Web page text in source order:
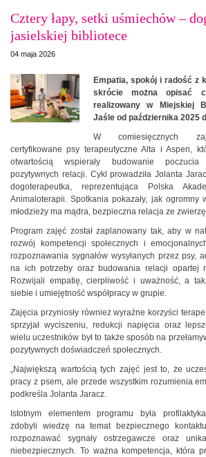
Cztery łapy, setki uśmiechów –
jasielskiej bibliotece
04 maja 2026
Empatia, spokój i radość z
skrócie można opisać
realizowany w Miejskiej
Jaśle od października 2025
W comiesięcznych
certyfikowane psy terapeutyczne Alta i Aspen,
otwartością wspierały budowanie
pozytywnych relacji. Cykl prowadziła Jolanta
dogoterapeutka, reprezentująca Polska
Animaloterapii. Spotkania pokazały, jak ogromny
młodzieży ma mądra, bezpieczna relacja ze
Program zajęć został zaplanowany tak, aby w
rozwój kompetencji społecznych i
rozpoznawania sygnałów wysyłanych przez psy,
na ich potrzeby oraz budowania relacji opartej
Rozwijali empatię, cierpliwość i uważność, a
siebie i umiejętność współpracy w grupie.
Zajęcia przyniosły również wyraźne korzyści
sprzyjał wyciszeniu, redukcji napięcia oraz
wielu uczestników był to także sposób na
pozytywnych doświadczeń społecznych.
„Największą wartością tych zajęć jest to, że
pracy z psem, ale przede wszystkim rozumienia
podkreśla Jolanta Jaracz.
Istotnym elementem programu była
zdobyli wiedzę na temat bezpiecznego
rozpoznawać sygnały ostrzegawcze oraz
niebezpiecznych. To ważna kompetencja, która